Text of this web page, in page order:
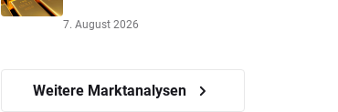
7. August 2026
Weitere Marktanalysen